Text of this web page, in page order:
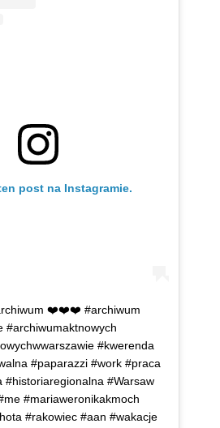
post na Instagramie.
❤️❤️❤️ #archiwum
#archiwumaktnowych
#kwerenda
#paparazzi #work #praca
#historiaregionalna #Warsaw
#mariaweronikakmoch
#rakowiec #aan #wakacje